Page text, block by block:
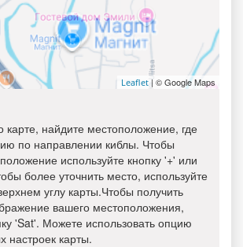
Leaflet | © Google Maps
найдите местоположение, где
по направлении киблы. Чтобы
используйте кнопку '+' или
более уточнить место, используйте
углу карты.Чтобы получить
вашего местоположения,
'Sat'. Можете использовать опцию
настроек карты.